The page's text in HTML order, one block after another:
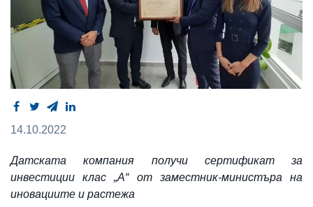
14.10.2022
Датската компания получи сертификат за
инвестиции клас „А“ от заместник-министъра на
иновациите и растежа